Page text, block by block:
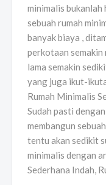
minimalis bukanlah
sebuah rumah
banyak biaya ,
perkotaan semakin
lama semakin
yang juga ikut-
Rumah Minimalis
Sudah pasti
membangun
tentu akan sedikit
minimalis dengan
Sederhana Indah,